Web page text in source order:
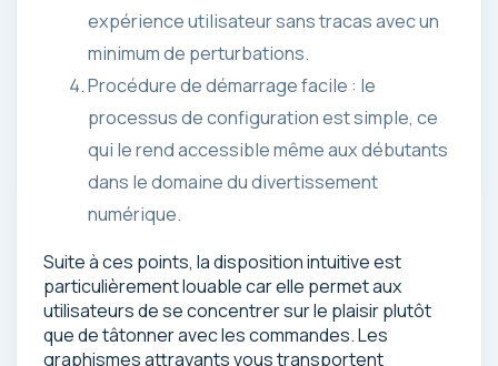
expérience utilisateur sans tracas avec un
minimum de perturbations.
Procédure de démarrage facile : le
processus de configuration est simple, ce
qui le rend accessible même aux débutants
dans le domaine du divertissement
numérique.
Suite à ces points, la disposition intuitive est
particulièrement louable car elle permet aux
utilisateurs de se concentrer sur le plaisir plutôt
que de tâtonner avec les commandes. Les
graphismes attrayants vous transportent